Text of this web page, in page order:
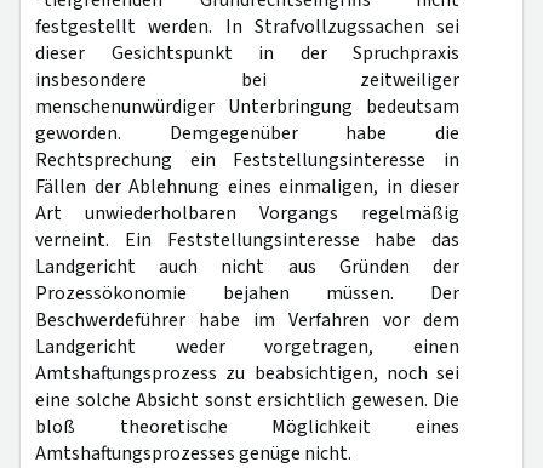
festgestellt werden. In Strafvollzugssachen sei
dieser Gesichtspunkt in der Spruchpraxis
insbesondere bei zeitweiliger
menschenunwürdiger Unterbringung bedeutsam
geworden. Demgegenüber habe die
Rechtsprechung ein Feststellungsinteresse in
Fällen der Ablehnung eines einmaligen, in dieser
Art unwiederholbaren Vorgangs regelmäßig
verneint. Ein Feststellungsinteresse habe das
Landgericht auch nicht aus Gründen der
Prozessökonomie bejahen müssen. Der
Beschwerdeführer habe im Verfahren vor dem
Landgericht weder vorgetragen, einen
Amtshaftungsprozess zu beabsichtigen, noch sei
eine solche Absicht sonst ersichtlich gewesen. Die
bloß theoretische Möglichkeit eines
Amtshaftungsprozesses genüge nicht.